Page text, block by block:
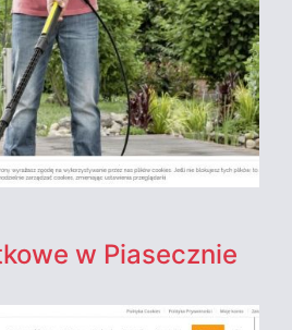
w Piasecznie